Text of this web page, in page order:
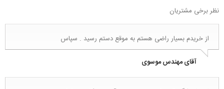
نظر برخی مشتریان
از خریدم بسیار راضی هستم به موقع دستم رسید . سپاس
آقای مهندس موسوی